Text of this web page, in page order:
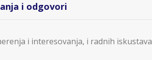
i odgovori
i interesovanja, i radnih iskustava